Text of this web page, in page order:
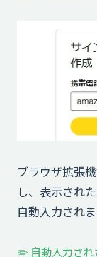
ブラウザ拡張
し、表示され
自動入力されま
✏️ 自動入力され